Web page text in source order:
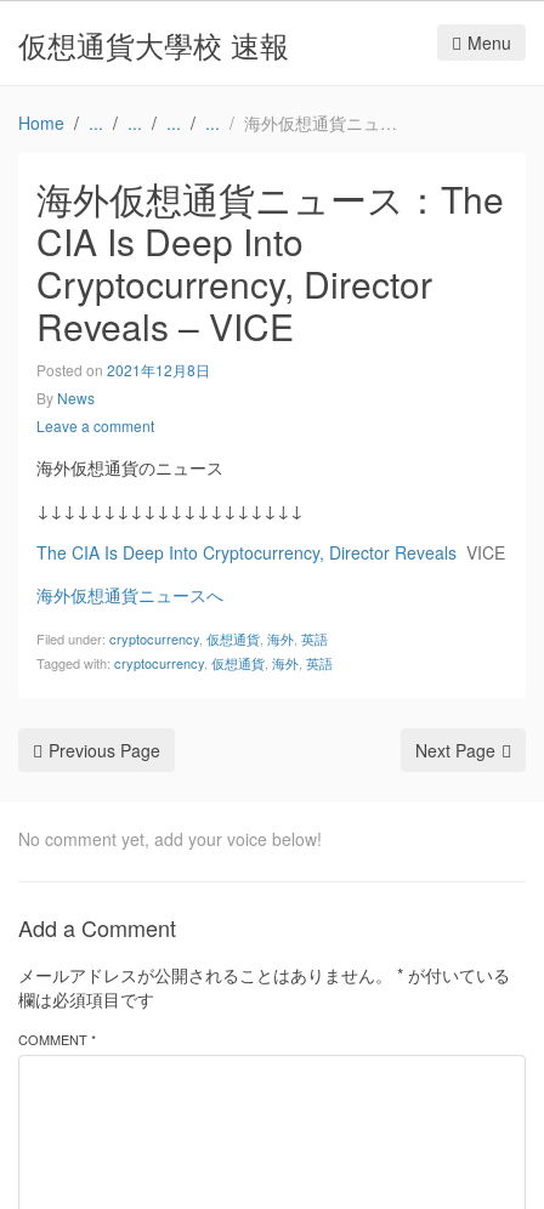
仮想通貨大學校 速報 Menu
Home 海外仮想通貨ニュース：The CIA Is Deep Into Cryptocurrency, Director Reveals – VICE
海外仮想通貨ニュース：The
CIA Is Deep Into
Cryptocurrency, Director
Reveals – VICE
Posted on 2021年12月8日
By News
Leave a comment
海外仮想通貨のニュース
↓↓↓↓↓↓↓↓↓↓↓↓↓↓↓↓↓↓↓↓
The CIA Is Deep Into Cryptocurrency, Director Reveals VICE
海外仮想通貨ニュースへ
Filed under: cryptocurrency 仮想通貨 海外 英語
Tagged with: cryptocurrency 仮想通貨 海外 英語
Previous Page Next Page
No comment yet, add your voice below!
Add a Comment
メールアドレスが公開されることはありません。 * が付いている
欄は必須項目です
COMMENT *